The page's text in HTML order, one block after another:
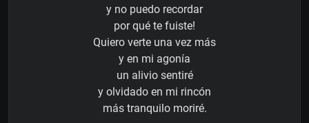
y no puedo recordar
por qué te fuiste!
Quiero verte una vez más
y en mi agonía
un alivio sentiré
y olvidado en mi rincón
más tranquilo moriré.